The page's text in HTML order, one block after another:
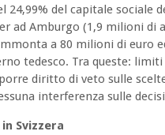
24,99% del capitale sociale
ad Amburgo (1,9 milioni di
a 80 milioni di euro
tedesco. Tra queste:
diritto di veto sulle
interferenza sulle
in Svizzera